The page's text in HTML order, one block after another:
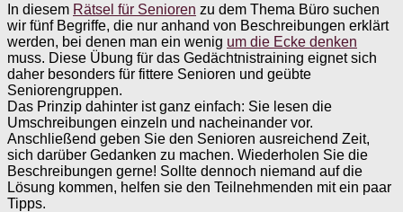
In diesem Rätsel für Senioren zu dem Thema Büro suchen
wir fünf Begriffe, die nur anhand von Beschreibungen erklärt
werden, bei denen man ein wenig um die Ecke denken
muss. Diese Übung für das Gedächtnistraining eignet sich
daher besonders für fittere Senioren und geübte
Seniorengruppen.
Das Prinzip dahinter ist ganz einfach: Sie lesen die
Umschreibungen einzeln und nacheinander vor.
Anschließend geben Sie den Senioren ausreichend Zeit,
sich darüber Gedanken zu machen. Wiederholen Sie die
Beschreibungen gerne! Sollte dennoch niemand auf die
Lösung kommen, helfen sie den Teilnehmenden mit ein paar
Tipps.